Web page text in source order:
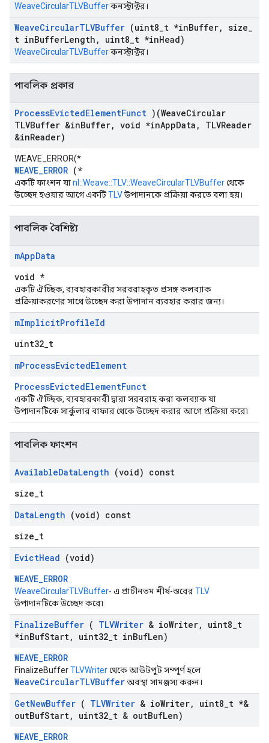
WeaveCircularTLVBufferকনস্ট্রাক্টর।
WeaveCircularTLVBuffer (uint8 t *inBuffer, size
t inBufferLength , uint8 t *inHead)
WeaveCircularTLVBufferকনস্ট্রাক্টর।
পাবলিক প্রকার
ProcessEvictedElementFunct )(WeaveCircular
TLVBuffer &inBuffer, void *inAppData ,
TLVReader
&inReader)
WEAVE_ERROR(*
WEAVE_ERROR (*
একটি ফাংশন যাnl::Weave::TLV::WeaveCircularTLVBufferথেকে
উচ্ছেদ হওয়ার আগে একটিTLVউপাদানকে প্রক্রিয়া করতে বলা হয়।
পাবলিক বৈশিষ্ট্য
mAppData
void *
একটি ঐচ্ছিক, ব্যবহারকারীর সরবরাহকৃত প্রসঙ্গ কলব্যাক
প্রক্রিয়াকরণের সাথে উচ্ছেদ করা উপাদান ব্যবহার করার জন্য।
mImplicitProfileId
uint32_t
mProcessEvictedElement
ProcessEvictedElementFunct
একটি ঐচ্ছিক, ব্যবহারকারী দ্বারা সরবরাহ করা কলব্যাক যা
উপাদানটিকে সার্কুলার বাফার থেকে উচ্ছেদ করার আগে প্রক্রিয়া করে৷
পাবলিক ফাংশন
AvailableDataLength (void) const
size_t
DataLength (void) const
size_t
EvictHead (void)
WEAVE_ERROR
WeaveCircularTLVBuffer- এ প্রাচীনতম শীর্ষ-স্তরেরTLV
উপাদানটিকে উচ্ছেদ করে৷
FinalizeBuffer ( TLVWriter & ioWriter, uint8 t
*inBufStart, uint32 t inBufLen)
WEAVE_ERROR
FinalizeBufferTLVWriterথেকে আউটপুট সম্পূর্ণ হলে
WeaveCircularTLVBufferঅবস্থা সামঞ্জস্য করুন।
GetNewBuffer ( TLVWriter & ioWriter, uint8 t *&
outBufStart, uint32 t & outBufLen)
WEAVE_ERROR